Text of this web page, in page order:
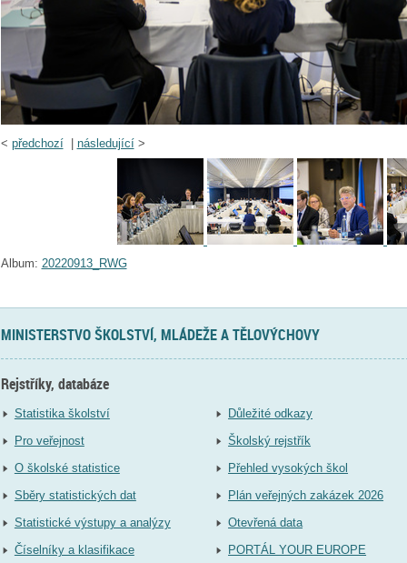
< předchozí| následující>
Album: 20220913_RWG
MINISTERSTVO ŠKOLSTVÍ, MLÁDEŽE A TĚLOVÝCHOVY
Rejstříky, databáze
Statistika školství
Pro veřejnost
O školské statistice
Sběry statistických dat
Statistické výstupy a analýzy
Číselníky a klasifikace
Důležité odkazy
Školský rejstřík
Přehled vysokých škol
Plán veřejných zakázek 2026
Otevřená data
PORTÁL YOUR EUROPE